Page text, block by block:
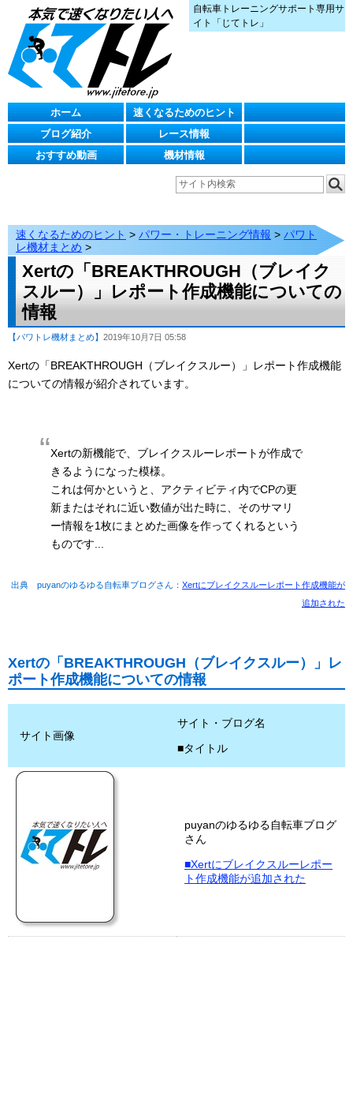
自転車トレーニングサポート専用サ
イト「じてトレ」
ホーム
速くなるためのヒント
ブログ紹介
レース情報
おすすめ動画
機材情報
速くなるためのヒント > パワー・トレーニング情報 > パワト
レ機材まとめ >
Xertの「BREAKTHROUGH（ブレイク
スルー）」レポート作成機能についての
情報
【パワトレ機材まとめ】 2019年10月7日 05:58
Xertの「BREAKTHROUGH（ブレイクスルー）」レポート作成機能
についての情報が紹介されています。
Xertの新機能で、ブレイクスルーレポートが作成で
きるようになった模様。
これは何かというと、アクティビティ内でCPの更
新またはそれに近い数値が出た時に、そのサマリ
ー情報を1枚にまとめた画像を作ってくれるという
ものです...
出典 puyanのゆるゆる自転車ブログさん： Xertにブレイクスルーレポート作成機能が
追加された
Xertの「BREAKTHROUGH（ブレイクスルー）」レ
ポート作成機能についての情報
サイト画像
サイト・ブログ名
■タイトル
puyanのゆるゆる自転車ブログ
さん
■Xertにブレイクスルーレポー
ト作成機能が追加された